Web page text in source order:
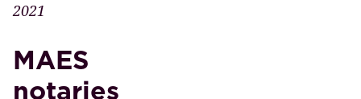
2021
MAES
notaries